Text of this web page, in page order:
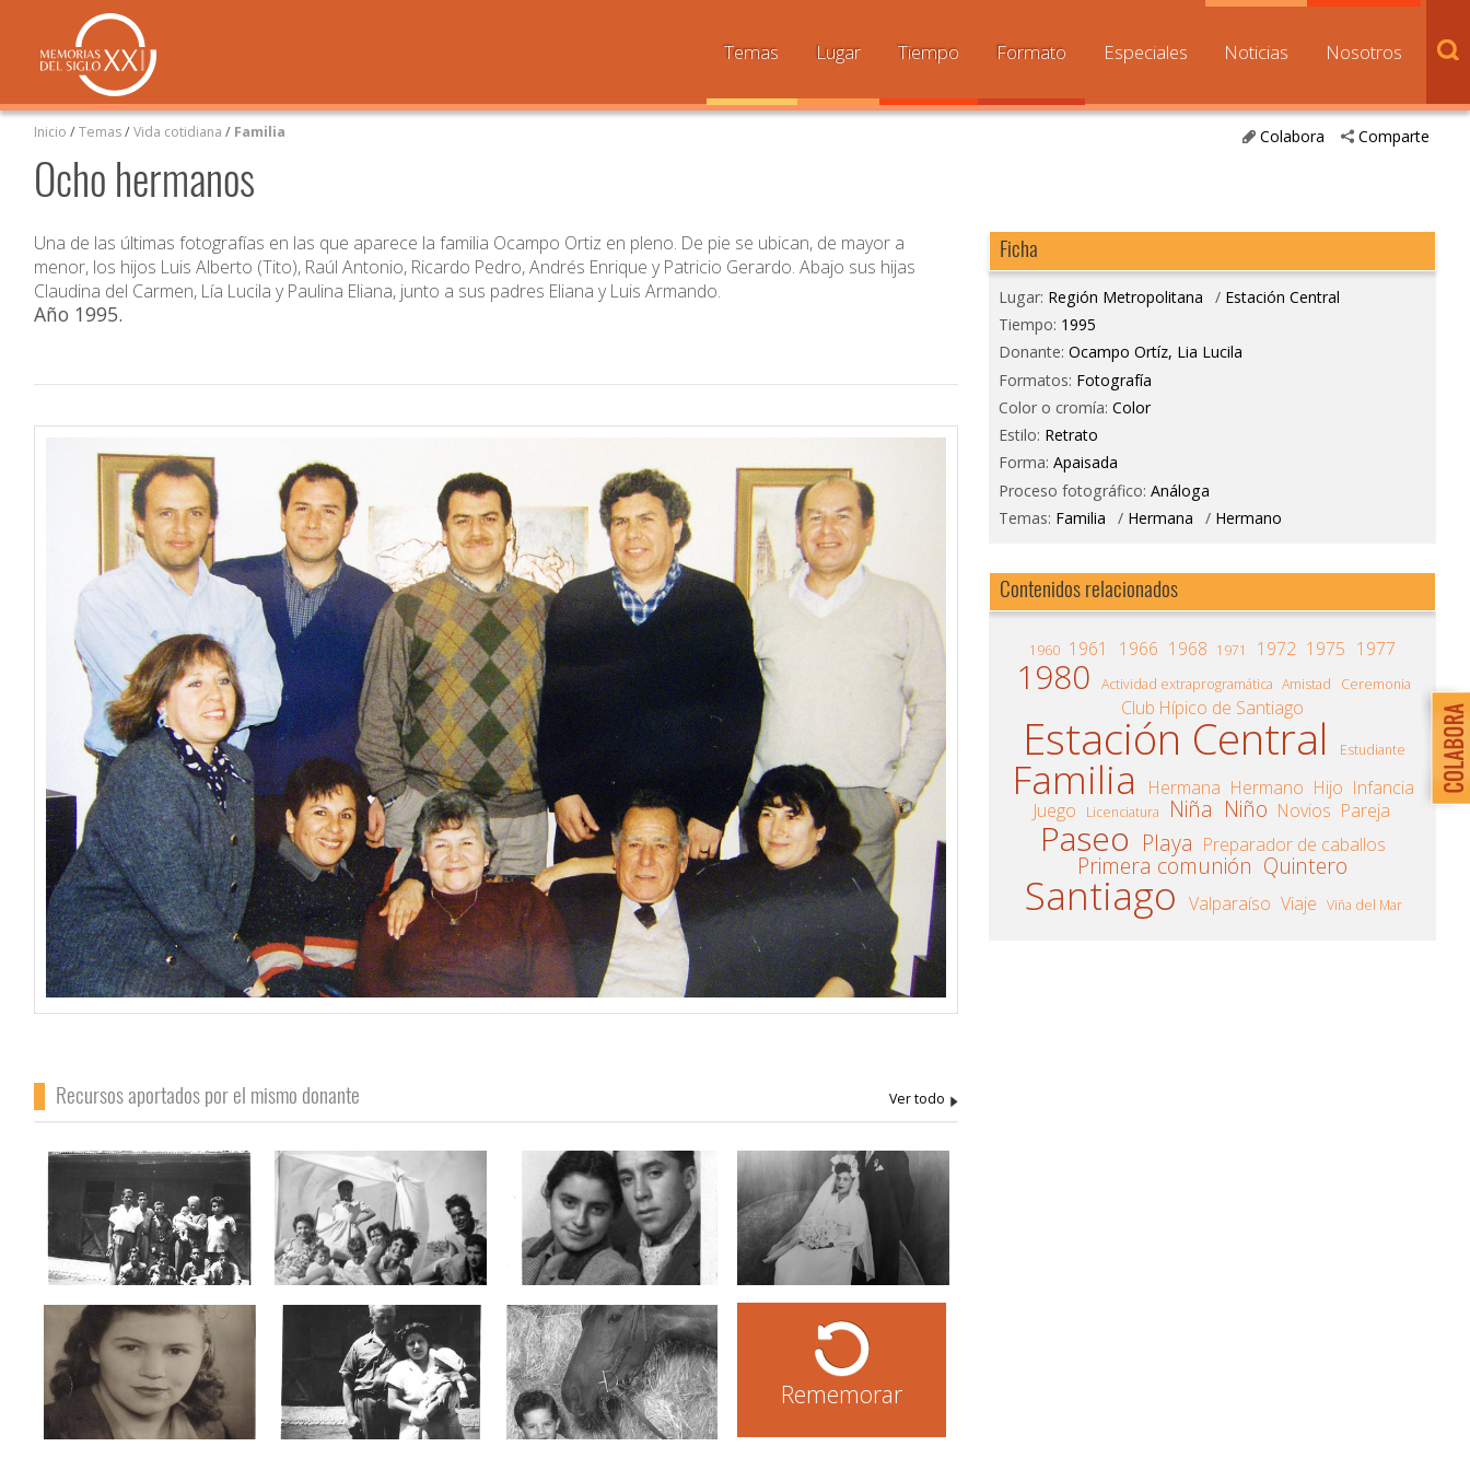
Temas Lugar Tiempo Formato Especiales Noticias Nosotros
Comparte
Colabora
Inicio /Temas/Vida cotidiana/ Familia
Ocho hermanos
Una de las últimas fotografías en las que aparece la familia Ocampo Ortiz en pleno. De pie se ubican, de mayor a
menor, los hijos Luis Alberto (Tito), Raúl Antonio, Ricardo Pedro, Andrés Enrique y Patricio Gerardo. Abajo sus hijas
Claudina del Carmen, Lía Lucila y Paulina Eliana, junto a sus padres Eliana y Luis Armando.
Año 1995.
Recursos aportados por el mismo donante
Rememorar
Ficha
Lugar: Región Metropolitana / Estación Central
Tiempo: 1995
Donante: Ocampo Ortíz, Lia Lucila
Formatos: Fotografía
Color o cromía: Color
Estilo: Retrato
Forma: Apaisada
Proceso fotográfico: Análoga
Temas: Familia / Hermana / Hermano
Contenidos relacionados
1960 1961 1966 1968 1971 1972 1975 1977
1980 Actividad extraprogramática Amistad Ceremonia
Club Hípico de Santiago
Estación Central Estudiante
Familia Hermana Hermano Hijo Infancia
Juego
Licenciatura Niña Niño Novios Pareja
Paseo Playa Preparador de caballos
Primera comunión Quintero
Santiago Valparaíso Viaje Viña del Mar